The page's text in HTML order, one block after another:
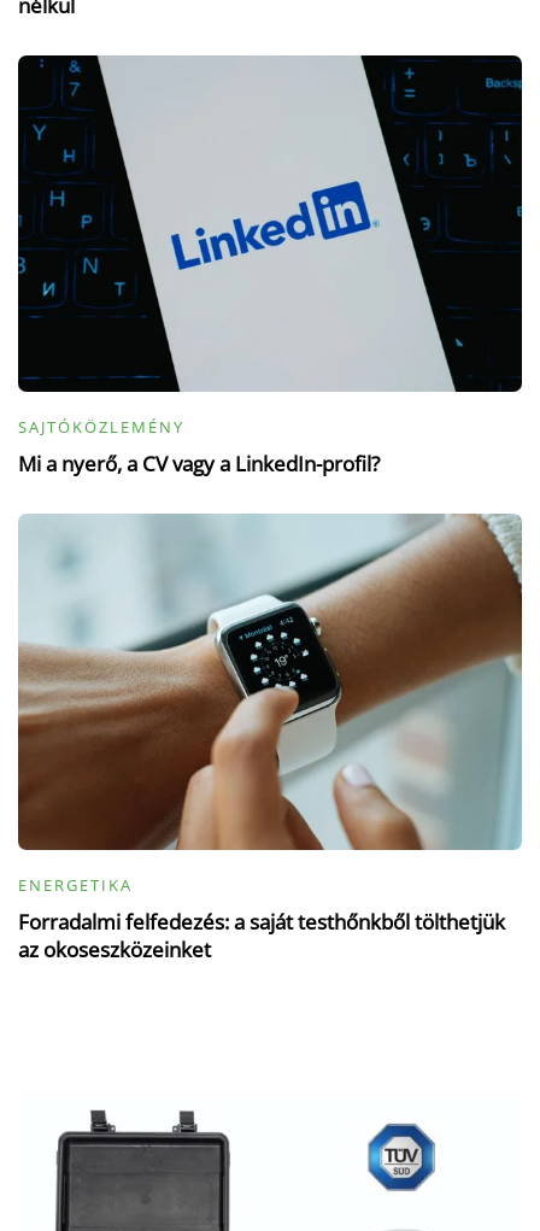
nélkül
SAJTÓKÖZLEMÉNY
Mi a nyerő, a CV vagy a LinkedIn-profil?
ENERGETIKA
Forradalmi felfedezés: a saját testhőnkből tölthetjük
az okoseszközeinket